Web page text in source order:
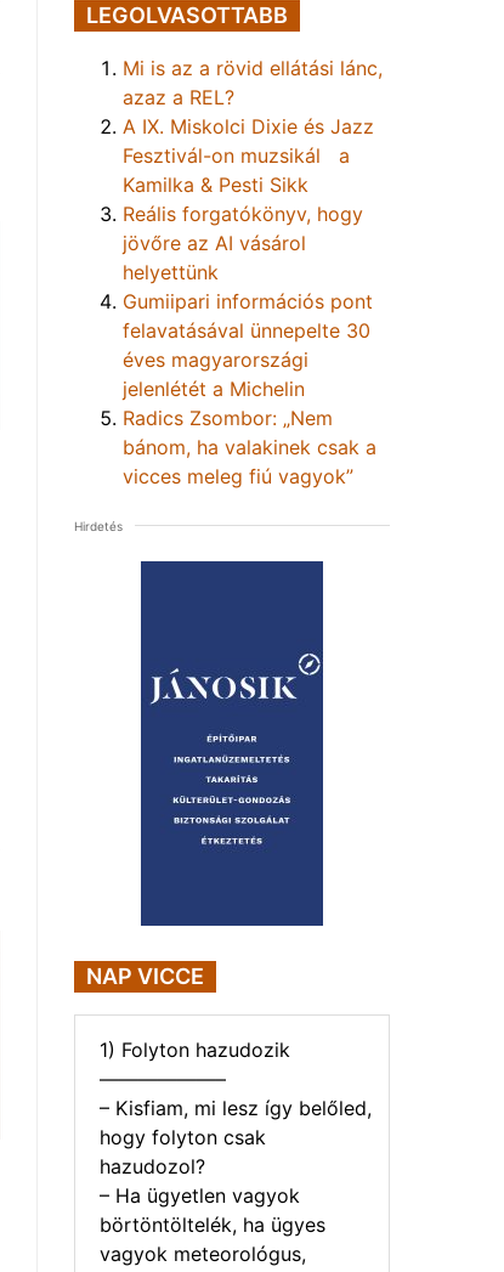
LEGOLVASOTTABB
Mi is az a rövid ellátási lánc,
azaz a REL?
A IX. Miskolci Dixie és Jazz
Fesztivál-on muzsikál a
Kamilka & Pesti Sikk
Reális forgatókönyv, hogy
jövőre az AI vásárol
helyettünk
Gumiipari információs pont
felavatásával ünnepelte 30
éves magyarországi
jelenlétét a Michelin
Radics Zsombor: „Nem
bánom, ha valakinek csak a
vicces meleg fiú vagyok”
Hirdetés
NAP VICCE
1) Folyton hazudozik
——————–
– Kisfiam, mi lesz így belőled,
hogy folyton csak
hazudozol?
– Ha ügyetlen vagyok
börtöntöltelék, ha ügyes
vagyok meteorológus,